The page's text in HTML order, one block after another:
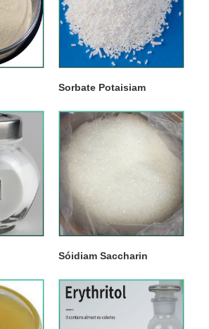
Sorbate Potaisiam
Sóidiam Saccharin